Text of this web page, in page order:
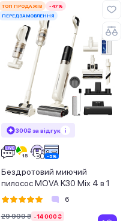
ТОП ПРОДАЖІВ
-47%
ПЕРЕДЗАМОВЛЕННЯ
300₴ за відгук
Бездротовий миючий
пилосос MOVA K30 Mix 4 в 1
6
29 999 ₴ -14 000 ₴